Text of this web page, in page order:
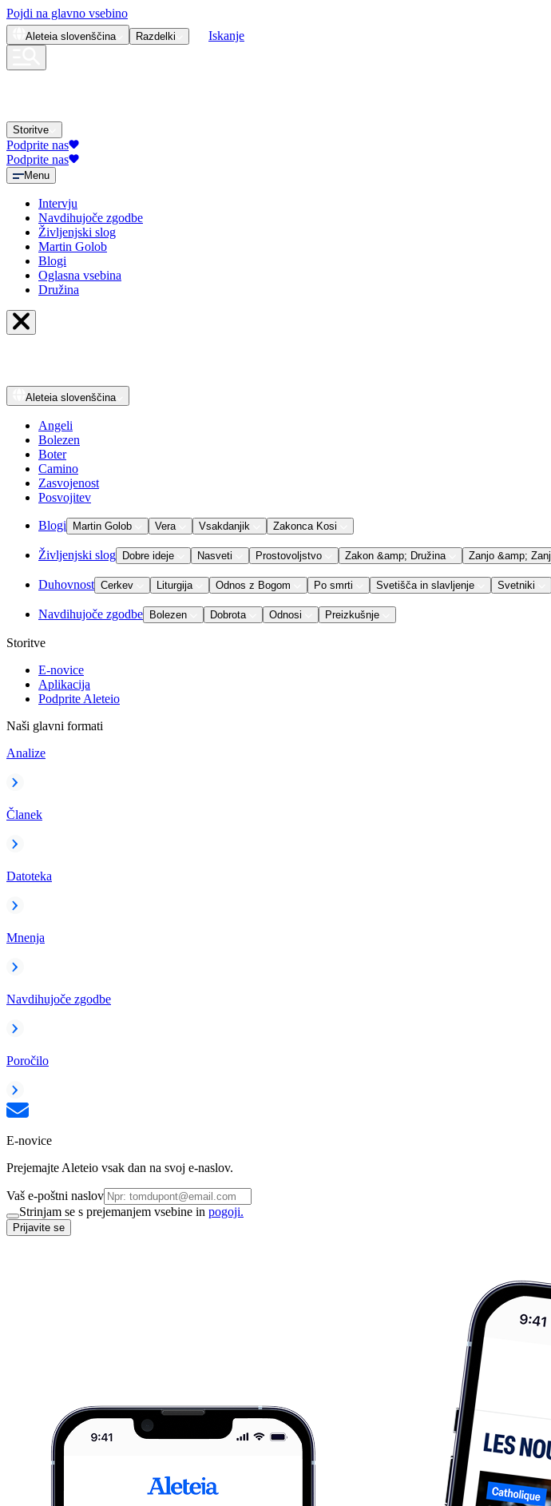
Pojdi na glavno vsebino
Aleteia slovenščina Razdelki Iskanje
Storitve
Podprite nas
Podprite nas
Menu
Intervju
Navdihujoče zgodbe
Življenjski slog
Martin Golob
Blogi
Oglasna vsebina
Družina
Aleteia slovenščina
Angeli
Bolezen
Boter
Camino
Zasvojenost
Posvojitev
Blogi Martin Golob Vera Vsakdanjik Zakonca Kosi
Življenjski slog Dobre ideje Nasveti Prostovoljstvo Zakon &amp; Družina Zanjo &amp; Zanj
Duhovnost Cerkev Liturgija Odnos z Bogom Po smrti Svetišča in slavljenje Svetniki
Navdihujoče zgodbe Bolezen Dobrota Odnosi Preizkušnje
Storitve
E-novice
Aplikacija
Podprite Aleteio
Naši glavni formati
Analize
Članek
Datoteka
Mnenja
Navdihujoče zgodbe
Poročilo
E-novice
Prejemajte Aleteio vsak dan na svoj e-naslov.
Vaš e-poštni naslov
Strinjam se s prejemanjem vsebine in pogoji.
Prijavite se